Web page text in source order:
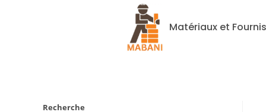
Matériaux et
Recherche